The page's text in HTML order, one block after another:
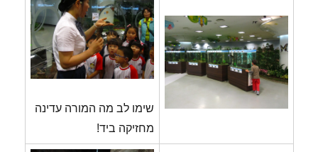
שימו לב מה המורה עדינה
מחזיקה ביד!